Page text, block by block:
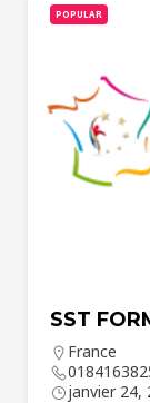
POPULAR
SST
France
janvier 24,